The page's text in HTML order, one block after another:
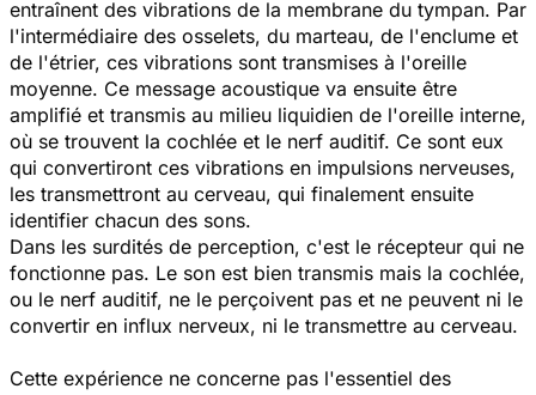
entraînent des vibrations de la membrane du tympan. Par
l'intermédiaire des osselets, du marteau, de l'enclume et
de l'étrier, ces vibrations sont transmises à l'oreille
moyenne. Ce message acoustique va ensuite être
amplifié et transmis au milieu liquidien de l'oreille interne,
où se trouvent la cochlée et le nerf auditif. Ce sont eux
qui convertiront ces vibrations en impulsions nerveuses,
les transmettront au cerveau, qui finalement ensuite
identifier chacun des sons.
Dans les surdités de perception, c'est le récepteur qui ne
fonctionne pas. Le son est bien transmis mais la cochlée,
ou le nerf auditif, ne le perçoivent pas et ne peuvent ni le
convertir en influx nerveux, ni le transmettre au cerveau.
Cette expérience ne concerne pas l'essentiel des